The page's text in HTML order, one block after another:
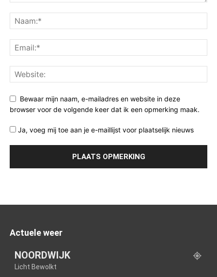
Bewaar mijn naam, e-mailadres en website in deze
browser voor de volgende keer dat ik een opmerking maak.
Ja, voeg mij toe aan je e-maillijst voor plaatselijk nieuws
Actuele weer
NOORDWIJK
Licht Bewolkt